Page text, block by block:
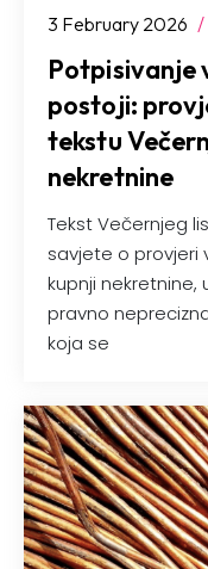
3 February 2026 /
Potpisivanje
postoji:
tekstu
nekretnine
Tekst Večernjeg
savjete o provjeri
kupnji nekretnine,
pravno
koja se